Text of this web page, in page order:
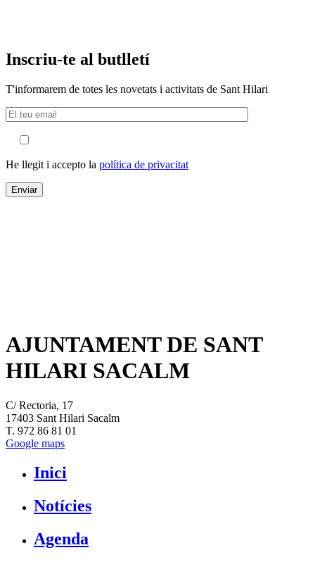
Inscriu-te al butlletí
T'informarem de totes les novetats i activitats de Sant Hilari
He llegit i accepto la política de privacitat
AJUNTAMENT DE SANT
HILARI SACALM
C/ Rectoria, 17
17403 Sant Hilari Sacalm
T. 972 86 81 01
Google maps
Inici
Notícies
Agenda